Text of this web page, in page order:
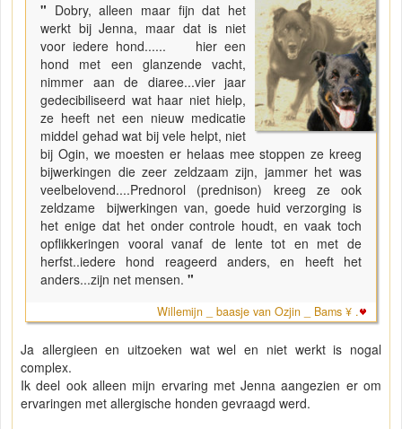
" Dobry, alleen maar fijn dat het
werkt bij Jenna, maar dat is niet
voor iedere hond...... hier een
hond met een glanzende vacht,
nimmer aan de diaree...vier jaar
gedecibiliseerd wat haar niet hielp,
ze heeft net een nieuw medicatie
middel gehad wat bij vele helpt, niet
bij Ogin, we moesten er helaas mee stoppen ze kreeg
bijwerkingen die zeer zeldzaam zijn, jammer het was
veelbelovend....Prednorol (prednison) kreeg ze ook
zeldzame bijwerkingen van, goede huid verzorging is
het enige dat het onder controle houdt, en vaak toch
opflikkeringen vooral vanaf de lente tot en met de
herfst..iedere hond reageerd anders, en heeft het
anders...zijn net mensen. "
Willemijn _ baasje van Ozjin _ Bams ¥ .
Ja allergieen en uitzoeken wat wel en niet werkt is nogal
complex.
Ik deel ook alleen mijn ervaring met Jenna aangezien er om
ervaringen met allergische honden gevraagd werd.